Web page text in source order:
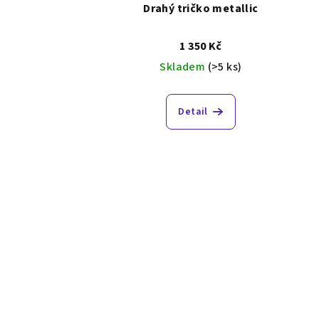
Drahý tričko metallic
1 350 Kč
Skladem (>5 ks)
Detail